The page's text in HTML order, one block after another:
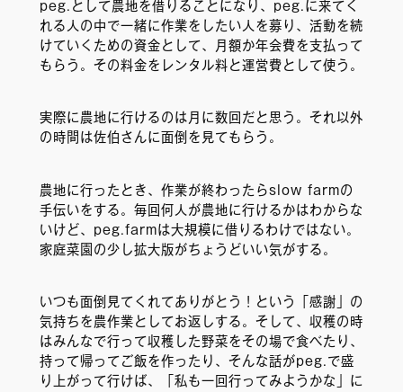
peg.として農地を借りることになり、peg.に来てく
れる人の中で一緒に作業をしたい人を募り、活動を続
けていくための資金として、月額か年会費を支払って
もらう。その料金をレンタル料と運営費として使う。
実際に農地に行けるのは月に数回だと思う。それ以外
の時間は佐伯さんに面倒を見てもらう。
農地に行ったとき、作業が終わったらslow farmの
手伝いをする。毎回何人が農地に行けるかはわからな
いけど、peg.farmは大規模に借りるわけではない。
家庭菜園の少し拡大版がちょうどいい気がする。
いつも面倒見てくれてありがとう！という「感謝」の
気持ちを農作業としてお返しする。そして、収穫の時
はみんなで行って収穫した野菜をその場で食べたり、
持って帰ってご飯を作ったり、そんな話がpeg.で盛
り上がって行けば、「私も一回行ってみようかな」に